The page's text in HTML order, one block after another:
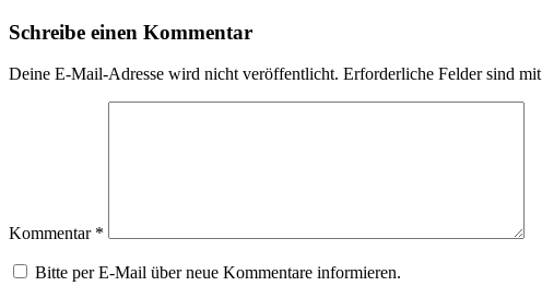
Schreibe einen Kommentar
Deine E-Mail-Adresse wird nicht veröffentlicht. Erforderliche Felder sind mit
Kommentar *
Bitte per E-Mail über neue Kommentare informieren.